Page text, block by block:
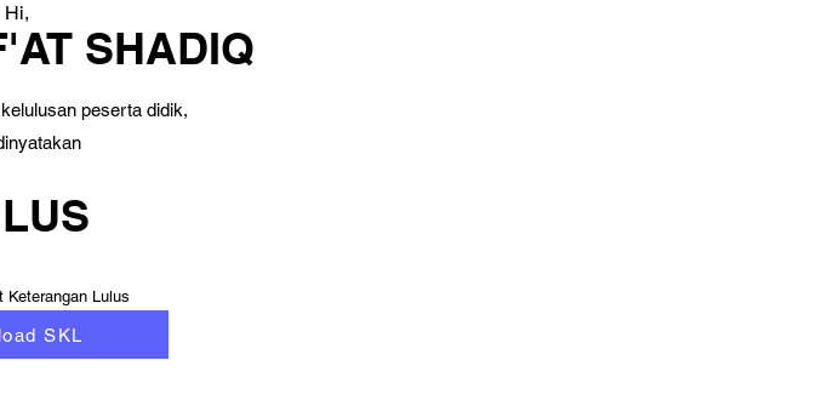
Hi,
SHADIQ
peserta didik,
Keterangan Lulus
SKL